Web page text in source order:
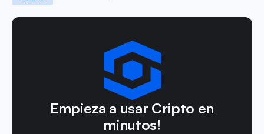
Empieza a usar Cripto en
minutos!